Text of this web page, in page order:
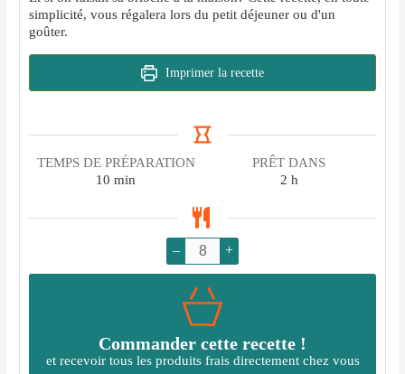
simplicité, vous régalera lors du petit déjeuner ou d'un
goûter.
Imprimer la recette
TEMPS DE PRÉPARATION
10 minutes
min
PRÊT DANS
2heures
h
– +
Commander cette recette !
et recevoir tous les produits frais directement chez vous